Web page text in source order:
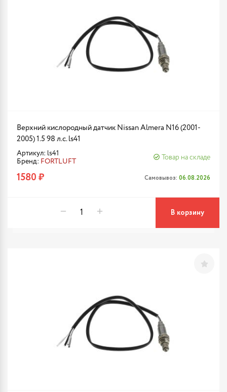
Верхний кислородный датчик Nissan Almera N16 (2001-
2005) 1.5 98 л.с. ls41
Артикул: ls41
Бренд: FORTLUFT
Товар на складе
1580 ₽ Самовывоз: 06.08.2026
В корзину